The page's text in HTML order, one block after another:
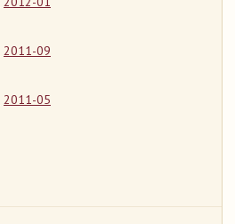
2011-09
2011-05